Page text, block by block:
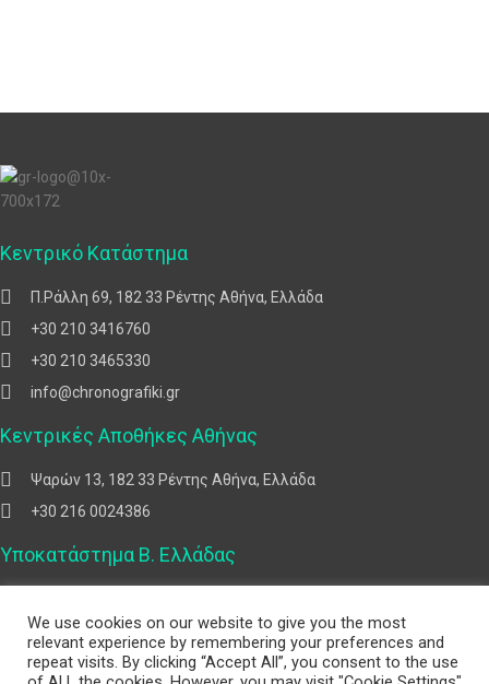
Κεντρικό Κατάστημα
Π.Ράλλη 69, 182 33 Ρέντης Αθήνα, Ελλάδα
+30 210 3416760
+30 210 3465330
info@chronografiki.gr
Κεντρικές Αποθήκες Αθήνας
Ψαρών 13, 182 33 Ρέντης Αθήνα, Ελλάδα
+30 216 0024386
Υποκατάστημα Β. Ελλάδας
Θέρμη, Θεσσαλονίκη
+30 2310 768 666
We use cookies on our website to give you the most
relevant experience by remembering your preferences and
repeat visits. By clicking “Accept All”, you consent to the use